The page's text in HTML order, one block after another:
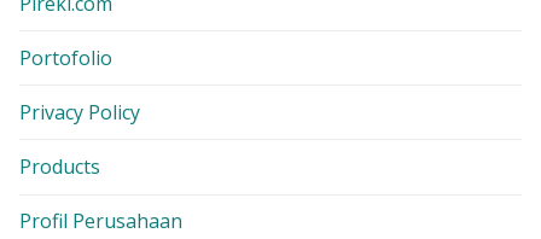
Portofolio
Privacy Policy
Products
Profil Perusahaan